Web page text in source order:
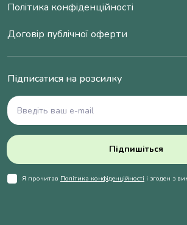
Політика конфіденційності
Договір публічної оферти
Підписатися на розсилку
Підпишіться
Я прочитав Політика конфіденційності і згоден з